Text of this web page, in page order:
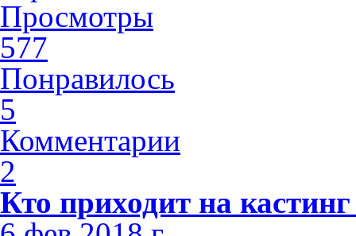
Просмотры
577
Понравилось
5
Комментарии
2
Кто приходит на